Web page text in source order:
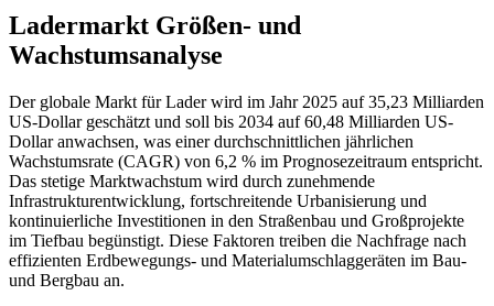
Ladermarkt Größen- und
Wachstumsanalyse
Der globale Markt für Lader wird im Jahr 2025 auf 35,23 Milliarden
US-Dollar geschätzt und soll bis 2034 auf 60,48 Milliarden US-
Dollar anwachsen, was einer durchschnittlichen jährlichen
Wachstumsrate (CAGR) von 6,2 % im Prognosezeitraum entspricht.
Das stetige Marktwachstum wird durch zunehmende
Infrastrukturentwicklung, fortschreitende Urbanisierung und
kontinuierliche Investitionen in den Straßenbau und Großprojekte
im Tiefbau begünstigt. Diese Faktoren treiben die Nachfrage nach
effizienten Erdbewegungs- und Materialumschlaggeräten im Bau-
und Bergbau an.